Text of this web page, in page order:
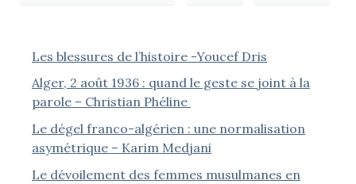
Les blessures de l’histoire -Youcef Dris
Alger, 2 août 1936 : quand le geste se joint à la
parole – Christian Phéline
Le dégel franco-algérien : une normalisation
asymétrique – Karim Medjani
Le dévoilement des femmes musulmanes en